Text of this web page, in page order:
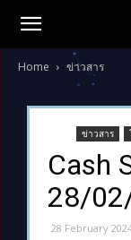
Home ข่าวสาร
ข่าวสาร
Cash
28/
28 February